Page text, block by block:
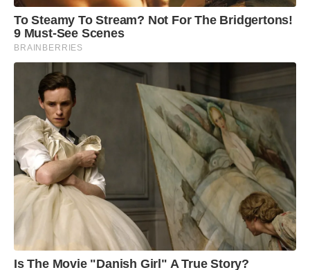
To Steamy To Stream? Not For The Bridgertons!
9 Must-See Scenes
BRAINBERRIES
Is The Movie "Danish Girl" A True Story?